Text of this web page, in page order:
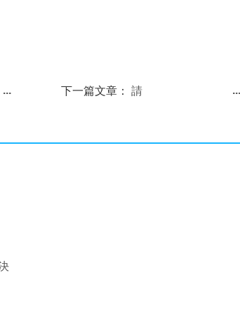
下一篇文章： 請